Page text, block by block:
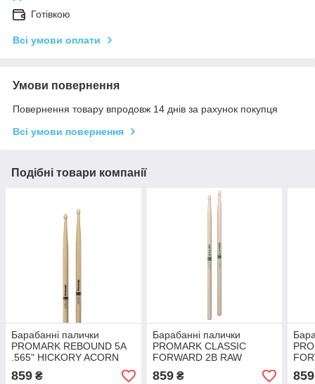
Готівкою
Всі умови оплати
Умови повернення
Повернення товару впродовж 14 днів за рахунок покупця
Всі умови повернення
Подібні товари компанії
Барабанні палички
PROMARK REBOUND 5A
.565" HICKORY ACORN
WOOD TIP
859 ₴
Барабанні палички
PROMARK CLASSIC
FORWARD 2B RAW
HICKORY
859₴ 859